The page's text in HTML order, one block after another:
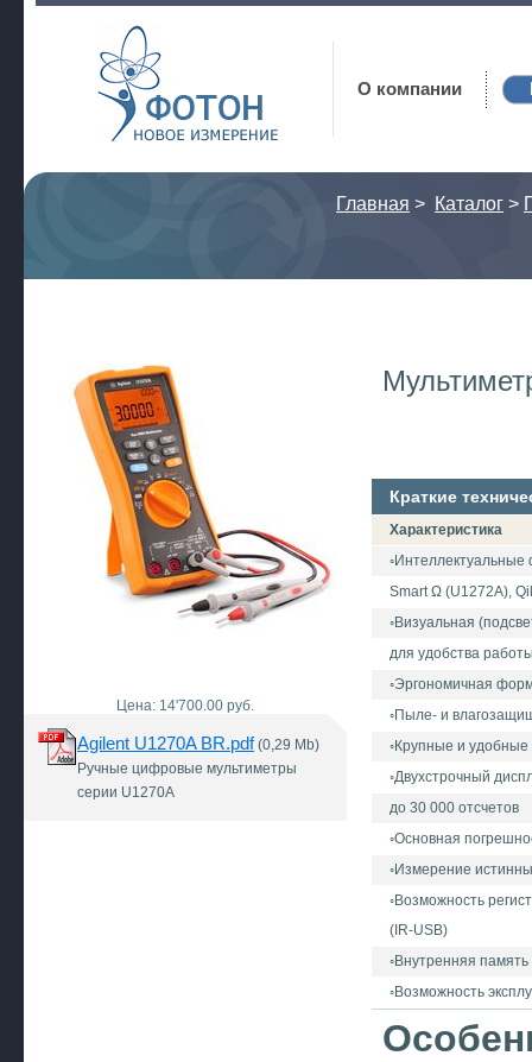
Фотон
О компании
Главная > Каталог >
Цена: 14'700.00 руб.
Agilent U1270A BR.pdf(0,29 Mb)
Ручные цифровые мультиметры
серии U1270A
Краткие
Характеристика
◦Интеллектуальные
Smart Ω (U1272A),
◦Визуальная
для удобства
◦Эргономичная
◦Пыле- и
◦Крупные и удобные
◦Двухстрочный
до 30 000 отсчетов
◦Основная
◦Измерение
◦Возможность
(IR-USB)
◦Внутренняя
◦Возможность